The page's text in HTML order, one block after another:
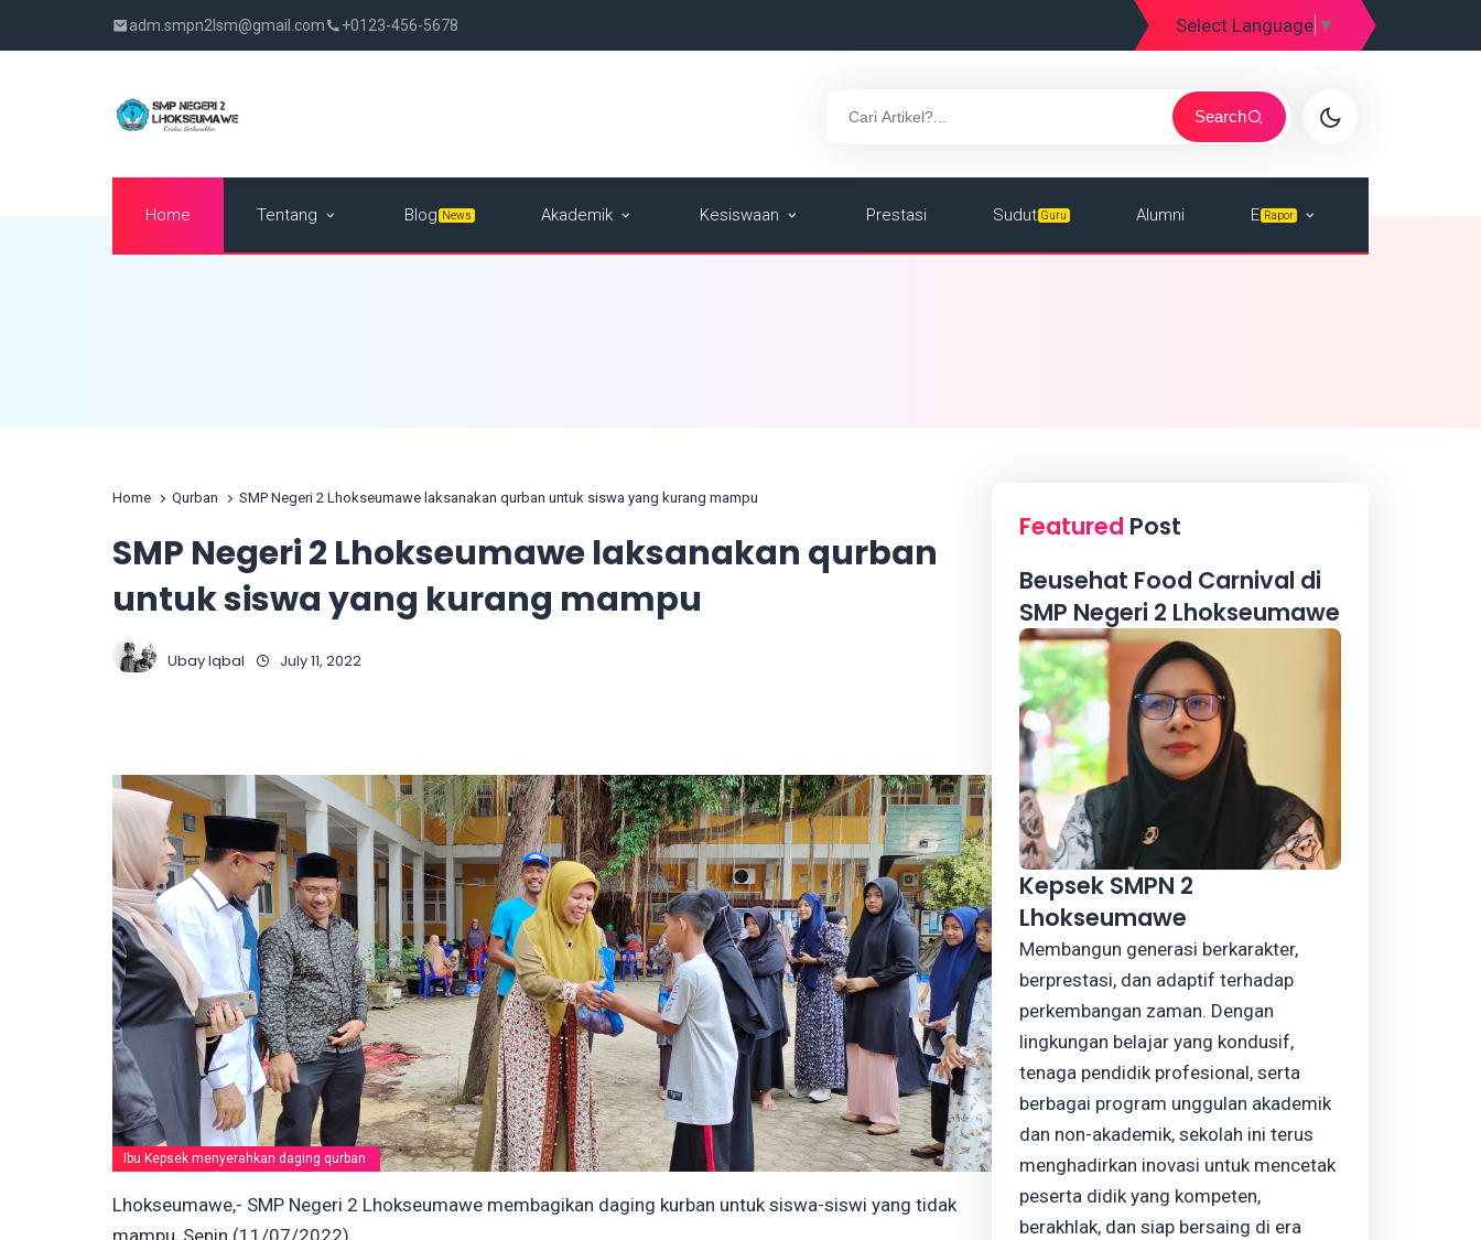
adm.smpn2lsm@gmail.com +0123-456-5678 Select Language ▼
Search
Home Tentang Blog News Akademik Kesiswaan Prestasi Sudut Guru Alumni E Rapor
Home Qurban SMP Negeri 2 Lhokseumawe laksanakan qurban untuk siswa yang kurang mampu
SMP Negeri 2 Lhokseumawe laksanakan qurban
untuk siswa yang kurang mampu
Ubay Iqbal July 11, 2022
Ibu Kepsek menyerahkan daging qurban
Lhokseumawe,- SMP Negeri 2 Lhokseumawe membagikan daging kurban untuk siswa-siswi yang tidak
mampu, Senin (11/07/2022).
Featured Post
Beusehat Food Carnival di
SMP Negeri 2 Lhokseumawe
Kepsek SMPN 2
Lhokseumawe
Membangun generasi berkarakter,
berprestasi, dan adaptif terhadap
perkembangan zaman. Dengan
lingkungan belajar yang kondusif,
tenaga pendidik profesional, serta
berbagai program unggulan akademik
dan non-akademik, sekolah ini terus
menghadirkan inovasi untuk mencetak
peserta didik yang kompeten,
berakhlak, dan siap bersaing di era